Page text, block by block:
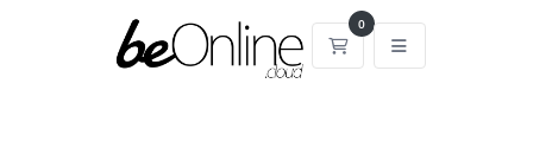
0
Mein Warenkorb